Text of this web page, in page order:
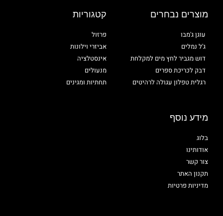
מוצרים נבחרים
עוגן ג'מבו
ג'ל נמלים
דוש מגביר לחץ מים למקלחת
דבק לכריכת ספרים
רגלית טפלון עגולה לרהיטים
קטגוריות
פרזול
אביזרי וילונות
אינסטלציה
מנעולים
תחתיות ומגינים
מידע נוסף
בלוג
אודותינו
צור קשר
תקנון האתר
מדיניות פרטיות